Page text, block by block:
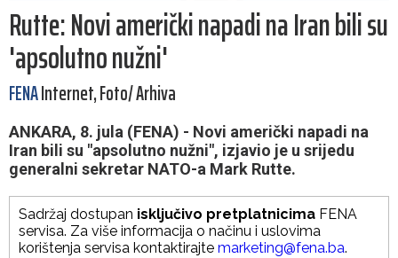
Rutte: Novi američki napadi na Iran bili su
'apsolutno nužni'
FENAInternet, Foto/ Arhiva
ANKARA, 8. jula (FENA) - Novi američki napadi na
Iran bili su "apsolutno nužni", izjavio je u srijedu
generalni sekretar NATO-a Mark Rutte.
Sadržaj dostupan isključivo pretplatnicima FENA
servisa. Za više informacija o načinu i uslovima
korištenja servisa kontaktirajte marketing@fena.ba.